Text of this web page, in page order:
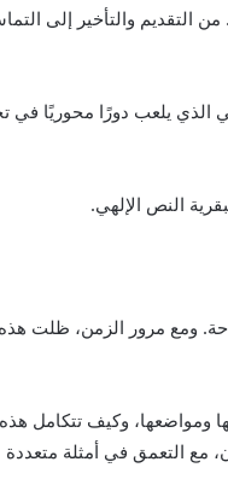
التقديم والتأخير إلى
الذي يلعب دورًا محوريًا في
النص الإلهي.
ومع مرور الزمن، ظلت
ومواضعها، وكيف تتكامل
مع التعمق في أمثلة